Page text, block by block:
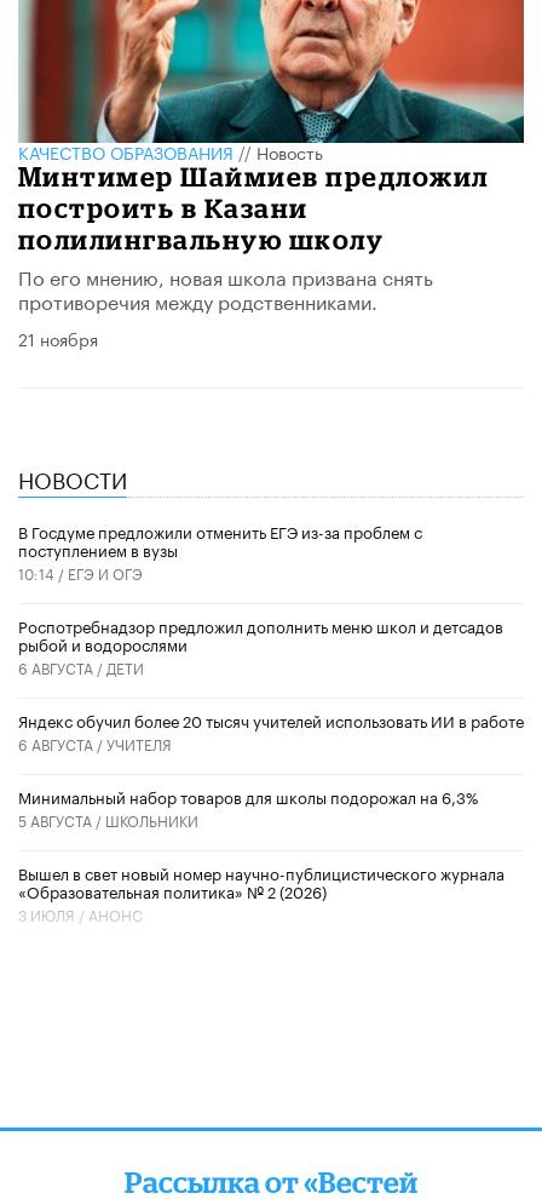
КАЧЕСТВО ОБРАЗОВАНИЯ//Новость
Минтимер Шаймиев предложил
построить в Казани
полилингвальную школу
По его мнению, новая школа призвана снять
противоречия между родственниками.
21 ноября
НОВОСТИ
В Госдуме предложили отменить ЕГЭ из-за проблем с
поступлением в вузы
10:14 / ЕГЭ И ОГЭ
Роспотребнадзор предложил дополнить меню школ и детсадов
рыбой и водорослями
6 АВГУСТА / ДЕТИ
​Яндекс обучил более 20 тысяч учителей использовать ИИ в работе
6 АВГУСТА /УЧИТЕЛЯ
Минимальный набор товаров для школы подорожал на 6,3%
5 АВГУСТА / ШКОЛЬНИКИ
Вышел в свет новый номер научно-публицистического журнала
«Образовательная политика» № 2 (2026)
3 ИЮЛЯ / АНОНС
Рассылка от «Вестей